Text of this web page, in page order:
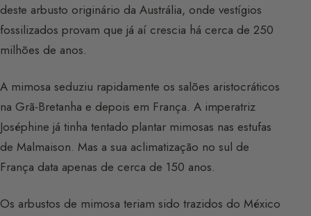
deste arbusto originário da Austrália, onde vestígios
fossilizados provam que já aí crescia há cerca de 250
milhões de anos.
A mimosa seduziu rapidamente os salões aristocráticos
na Grã-Bretanha e depois em França. A imperatriz
Joséphine já tinha tentado plantar mimosas nas estufas
de Malmaison. Mas a sua aclimatização no sul de
França data apenas de cerca de 150 anos.
Os arbustos de mimosa teriam sido trazidos do México